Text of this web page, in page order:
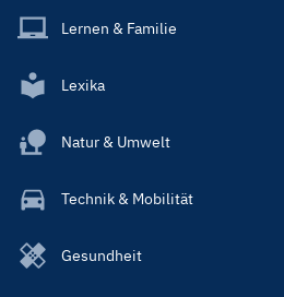
Lernen & Familie
Lexika
Natur & Umwelt
Technik & Mobilität
Gesundheit